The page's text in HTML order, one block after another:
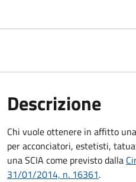
Descrizione
Chi vuole ottenere in affitto
per acconciatori, estetisti,
una SCIA come previsto dalla
31/01/2014, n. 16361.